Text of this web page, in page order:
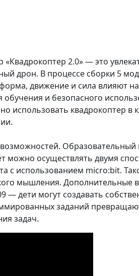
2.0» — это
дрон. В процессе сборки 5
движение и сила влияют
обучения и безопасного
использовать квадрокоптер в
Образовательный
можно осуществлять двумя
с использованием micro:bit.
мышления. Дополнительные
— дети могут создавать
заданий
задач.